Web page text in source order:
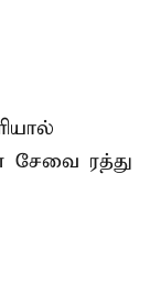
சேவை ரத்து